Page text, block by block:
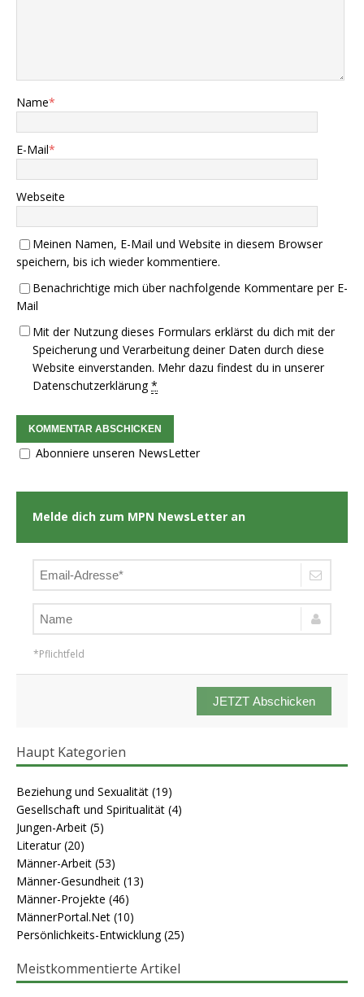
Name*
E-Mail*
Webseite
Meinen Namen, E-Mail und Website in diesem Browser
speichern, bis ich wieder kommentiere.
Benachrichtige mich über nachfolgende Kommentare per E-
Mail
Mit der Nutzung dieses Formulars erklärst du dich mit der
Speicherung und Verarbeitung deiner Daten durch diese
Website einverstanden. Mehr dazu findest du in unserer
Datenschutzerklärung *
Abonniere unseren NewsLetter
Melde dich zum MPN NewsLetter an
*Pflichtfeld
JETZT Abschicken
Haupt Kategorien
Beziehung und Sexualität (19)
Gesellschaft und Spiritualität (4)
Jungen-Arbeit (5)
Literatur(20)
Männer-Arbeit (53)
Männer-Gesundheit (13)
Männer-Projekte (46)
MännerPortal.Net (10)
Persönlichkeits-Entwicklung(25)
Meistkommentierte Artikel